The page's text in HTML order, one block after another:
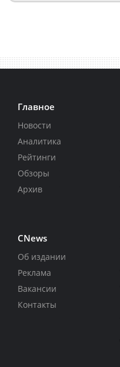
Главное
Новости
Аналитика
Рейтинги
Обзоры
Архив
CNews
Об издании
Реклама
Вакансии
Контакты